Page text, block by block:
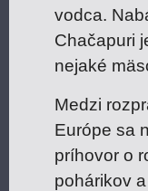
vodca.
Chačapuri
nejaké
Medzi
Európe sa
príhovor o
pohárikov